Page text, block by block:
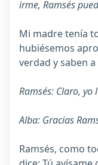
irme, Ramsés
Mi madre tenía
hubiésemos
verdad y saben
Ramsés: Claro, yo
Alba: Gracias
Ramsés, como